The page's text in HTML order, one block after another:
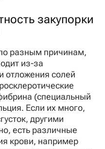
закупорки
разным причинам,
из-за
отложения солей
(специальный
Если их много,
другими
есть различные
крови, например